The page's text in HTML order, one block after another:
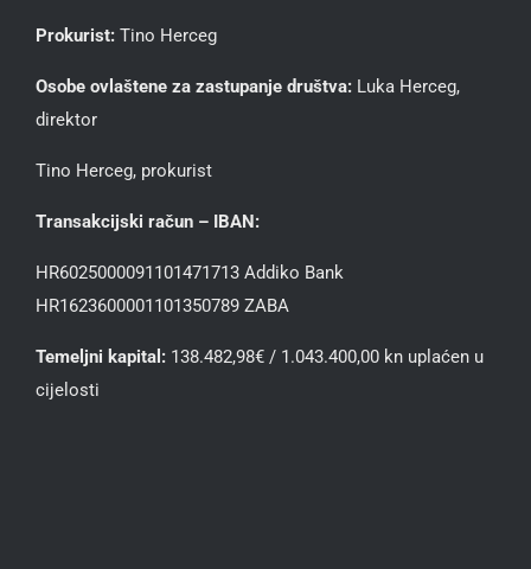
Prokurist: Tino Herceg
Osobe ovlaštene za zastupanje društva: Luka Herceg,
direktor
Tino Herceg, prokurist
Transakcijski račun – IBAN:
HR6025000091101471713 Addiko Bank
HR1623600001101350789 ZABA
Temeljni kapital: 138.482,98€ / 1.043.400,00 kn uplaćen u
cijelosti